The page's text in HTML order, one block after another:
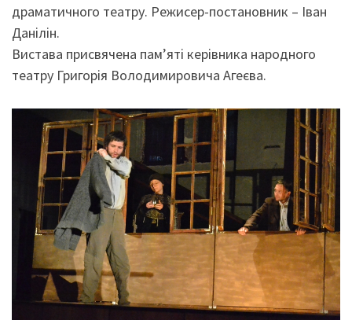
драматичного театру. Режисер-постановник – Іван
Данілін.
Вистава присвячена пам’яті керівника народного
театру Григорія Володимировича Агеєва.